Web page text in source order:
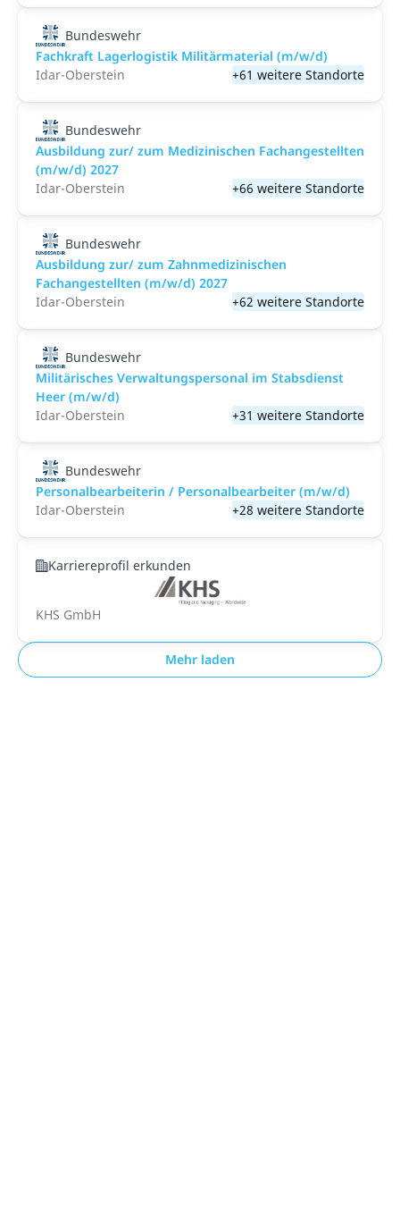
Bundeswehr
Fachkraft Lagerlogistik Militärmaterial (m/w/d)
Idar-Oberstein
+61 weitere Standorte
Bundeswehr
Ausbildung zur/ zum Medizinischen Fachangestellten
(m/w/d) 2027
Idar-Oberstein
+66 weitere Standorte
Bundeswehr
Ausbildung zur/ zum Zahnmedizinischen
Fachangestellten (m/w/d) 2027
Idar-Oberstein
+62 weitere Standorte
Bundeswehr
Militärisches Verwaltungspersonal im Stabsdienst
Heer (m/w/d)
Idar-Oberstein
+31 weitere Standorte
Bundeswehr
Personalbearbeiterin / Personalbearbeiter (m/w/d)
Idar-Oberstein
+28 weitere Standorte
Karriereprofil erkunden
KHS GmbH
Mehr laden